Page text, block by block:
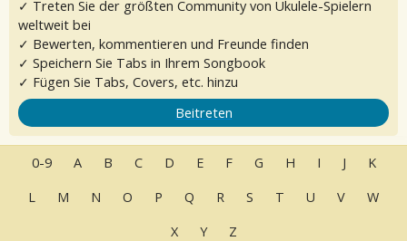
✓ Treten Sie der größten Community von Ukulele-Spielern
weltweit bei
✓ Bewerten, kommentieren und Freunde finden
✓ Speichern Sie Tabs in Ihrem Songbook
✓ Fügen Sie Tabs, Covers, etc. hinzu
Beitreten
0-9 A B C D E F G H I J
K
L
M N O P Q R S T U V
W
X
Y Z